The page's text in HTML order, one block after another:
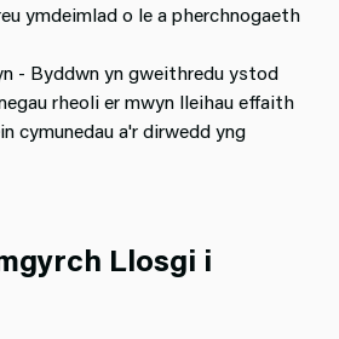
ymdeimlad o le a pherchnogaeth
- Byddwn yn gweithredu ystod
rheoli er mwyn lleihau effaith
cymunedau a'r dirwedd yng
Llosgi i